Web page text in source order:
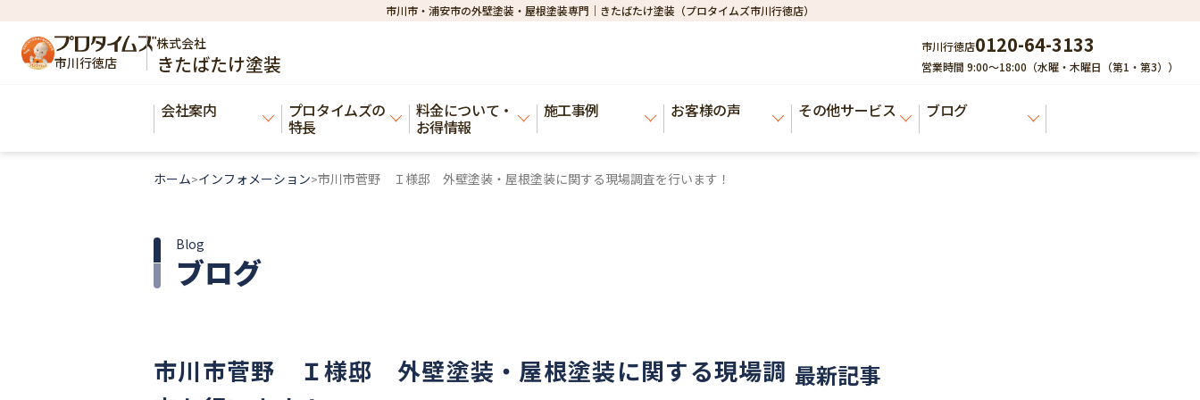
市川市・浦安市の外壁塗装・屋根塗装専門｜きたばたけ塗装（プロタイムズ市川行徳店）
市川行徳店
株式会社
きたばたけ塗装
市川行徳店0120-64-3133
営業時間 9:00～18:00（水曜・木曜日（第1・第3））
会社案内 プロタイムズの
特長
料金について・
お得情報
施工事例 お客様の声 その他サービス ブログ
ホーム>インフォメーション>市川市菅野 Ｉ様邸 外壁塗装・屋根塗装に関する現場調査を行います！
ブログ
Blog
市川市菅野 Ｉ様邸 外壁塗装・屋根塗装に関する現場調 最新記事